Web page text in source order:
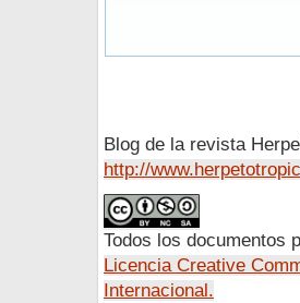
Blog de la revista
http://
Todos los documentos
Licencia Creative
Internacional.